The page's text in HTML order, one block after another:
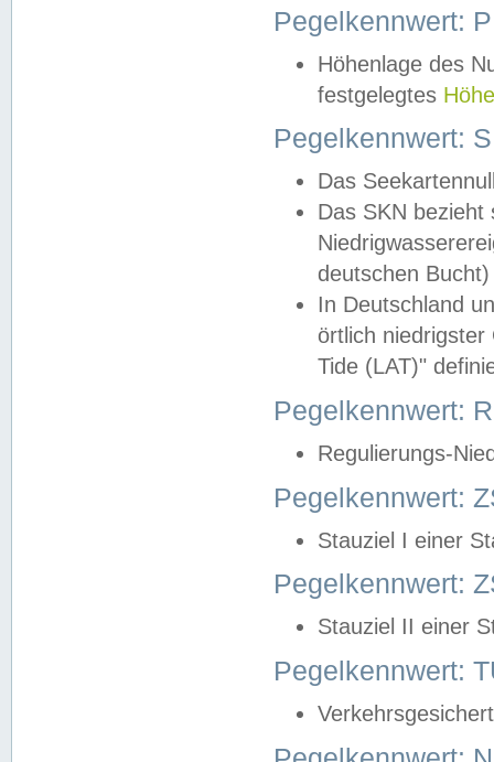
Pegelkennwert:
Höhenlage des
festgelegtes
Pegelkennwert:
Das
Das SKN
deutschen
In Deutschland
örtlich
Tide (LAT)"
Pegelkennwert:
Regulierungs-
Pegelkennwert:
Stauziel I einer
Pegelkennwert:
Stauziel II einer
Pegelkennwert: